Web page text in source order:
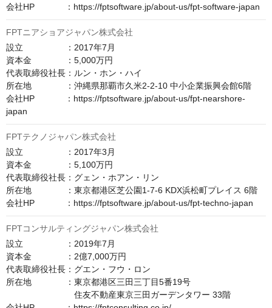
会社HP　　　  ：https://fptsoftware.jp/about-us/fpt-software-japan
FPTニアショアジャパン株式会社
設立　　　　　：2017年7月
資本金　　　　：5,000万円
代表取締役社長：ルン・ホン・ハイ
所在地　　　　：沖縄県那覇市久米2-2-10 中小企業振興会館6階
会社HP　　　  ：https://fptsoftware.jp/about-us/fpt-nearshore-
japan
FPTテクノジャパン株式会社
設立　　　　　：2017年3月
資本金　　　　：5,100万円
代表取締役社長：グェン・ホアン・リン
所在地　　　　：東京都港区芝公園1-7-6 KDX浜松町プレイス 6階
会社HP　　　  ：https://fptsoftware.jp/about-us/fpt-techno-japan
FPTコンサルティングジャパン株式会社
設立　　　　　：2019年7月
資本金　　　　：2億7,000万円
代表取締役社長：グエン・フウ・ロン
所在地　　　　：東京都港区三田三丁目5番19号
住友不動産東京三田ガーデンタワー 33階